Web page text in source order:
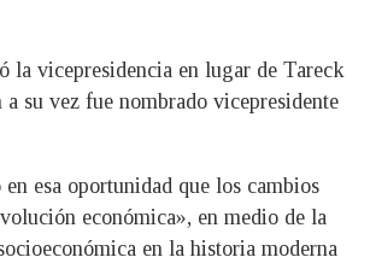
la vicepresidencia en lugar de Tareck
su vez fue nombrado vicepresidente
esa oportunidad que los cambios
económica», en medio de la
en la historia moderna